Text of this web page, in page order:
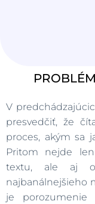
V
presvedčiť, že
proces, akým sa
Pritom nejde
textu, ale aj
najbanálnejšieho
je porozumenie